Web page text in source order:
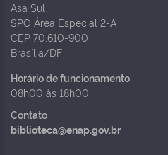
Asa Sul
SPO Área Especial 2-A
CEP 70.610-900
Brasília/DF
Horário de funcionamento
08h00 às 18h00
Contato
biblioteca@enap.gov.br